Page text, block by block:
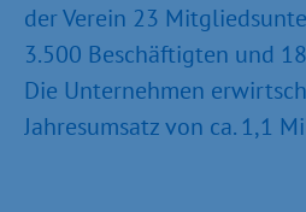
der Verein 23
3.500 Beschäftigten und
Die Unternehmen
Jahresumsatz von ca. 1,1